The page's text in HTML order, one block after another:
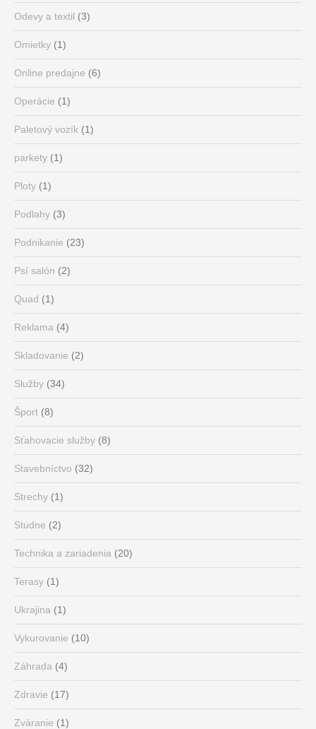
Odevy a textil (3)
Omietky (1)
Online predajne (6)
Operácie (1)
Paletový vozík (1)
parkety (1)
Ploty (1)
Podlahy (3)
Podnikanie (23)
Psí salón (2)
Quad (1)
Reklama (4)
Skladovanie (2)
Služby (34)
Šport (8)
Sťahovacie služby (8)
Stavebníctvo (32)
Strechy (1)
Studne (2)
Technika a zariadenia (20)
Terasy (1)
Ukrajina (1)
Vykurovanie (10)
Záhrada (4)
Zdravie (17)
Zváranie (1)